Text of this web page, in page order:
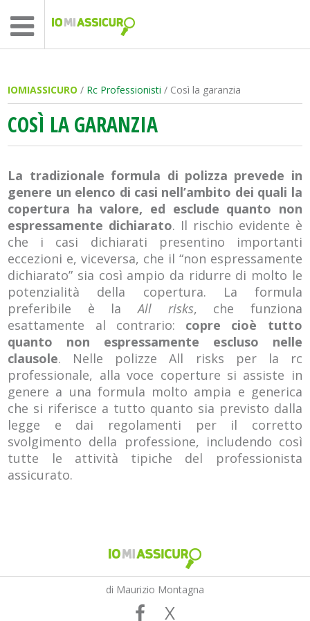
IOMIASSICURO / Rc Professionisti / Così la garanzia
COSÌ LA GARANZIA
La tradizionale formula di polizza prevede in
genere un elenco di casi nell’ambito dei quali la
copertura ha valore, ed esclude quanto non
espressamente dichiarato. Il rischio evidente è
che i casi dichiarati presentino importanti
eccezioni e, viceversa, che il “non espressamente
dichiarato” sia così ampio da ridurre di molto le
potenzialità della copertura. La formula
preferibile è laAll risks, che funziona
esattamente al contrario: copre cioè tutto
quanto non espressamente escluso nelle
clausole. Nelle polizze All risks per la rc
professionale, alla voce coperture si assiste in
genere a una formula molto ampia e generica
che si riferisce a tutto quanto sia previsto dalla
legge e dai regolamenti per il corretto
svolgimento della professione, includendo così
tutte le attività tipiche del professionista
assicurato.
di Maurizio Montagna
X